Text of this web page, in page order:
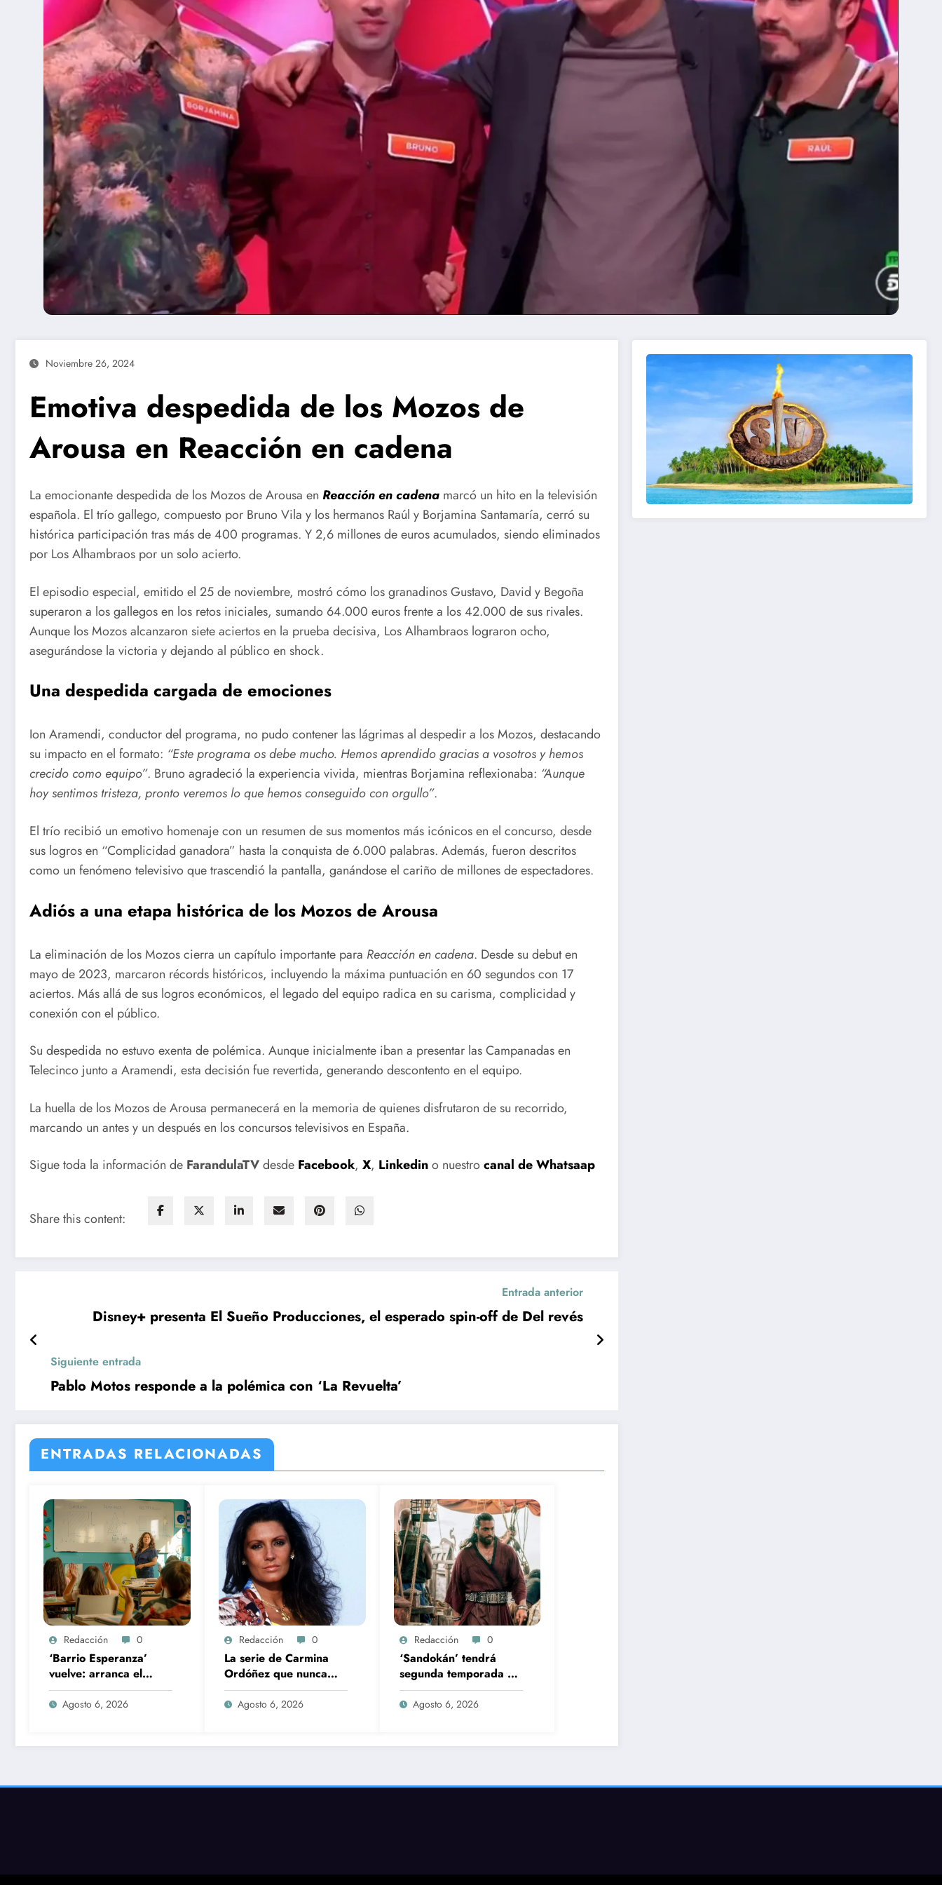
Noviembre 26, 2024
Emotiva despedida de los Mozos de
Arousa en Reacción en cadena
La emocionante despedida de los Mozos de Arousa en Reacción en cadena marcó un hito en la televisión
española. El trío gallego, compuesto por Bruno Vila y los hermanos Raúl y Borjamina Santamaría, cerró su
histórica participación tras más de 400 programas. Y 2,6 millones de euros acumulados, siendo eliminados
por Los Alhambraos por un solo acierto.
El episodio especial, emitido el 25 de noviembre, mostró cómo los granadinos Gustavo, David y Begoña
superaron a los gallegos en los retos iniciales, sumando 64.000 euros frente a los 42.000 de sus rivales.
Aunque los Mozos alcanzaron siete aciertos en la prueba decisiva, Los Alhambraos lograron ocho,
asegurándose la victoria y dejando al público en shock.
Una despedida cargada de emociones
Ion Aramendi, conductor del programa, no pudo contener las lágrimas al despedir a los Mozos, destacando
su impacto en el formato: “Este programa os debe mucho. Hemos aprendido gracias a vosotros y hemos
crecido como equipo”. Bruno agradeció la experiencia vivida, mientras Borjamina reflexionaba: “Aunque
hoy sentimos tristeza, pronto veremos lo que hemos conseguido con orgullo”.
El trío recibió un emotivo homenaje con un resumen de sus momentos más icónicos en el concurso, desde
sus logros en “Complicidad ganadora” hasta la conquista de 6.000 palabras. Además, fueron descritos
como un fenómeno televisivo que trascendió la pantalla, ganándose el cariño de millones de espectadores.
Adiós a una etapa histórica de los Mozos de Arousa
La eliminación de los Mozos cierra un capítulo importante para Reacción en cadena. Desde su debut en
mayo de 2023, marcaron récords históricos, incluyendo la máxima puntuación en 60 segundos con 17
aciertos. Más allá de sus logros económicos, el legado del equipo radica en su carisma, complicidad y
conexión con el público.
Su despedida no estuvo exenta de polémica. Aunque inicialmente iban a presentar las Campanadas en
Telecinco junto a Aramendi, esta decisión fue revertida, generando descontento en el equipo.
La huella de los Mozos de Arousa permanecerá en la memoria de quienes disfrutaron de su recorrido,
marcando un antes y un después en los concursos televisivos en España.
Sigue toda la información de FarandulaTVdesde Facebook, X, Linkedino nuestrocanal de Whatsaap
Share this content:
Entrada anterior
Disney+ presenta El Sueño Producciones, el esperado spin-off de Del revés
Siguiente entrada
Pablo Motos responde a la polémica con ‘La Revuelta’
ENTRADAS RELACIONADAS
Redacción 0
‘Barrio Esperanza’
vuelve: arranca el
rodaje de la temporada
2 con la incorporación
Agosto 6, 2026
Redacción 0
La serie de Carmina
Ordóñez que nunca
llegó a rodarse y que
convertía a Isabel
Agosto 6, 2026
Redacción 0
‘Sandokán’ tendrá
segunda temporada y
Netflix cambia el futuro
de la serie
Agosto 6, 2026